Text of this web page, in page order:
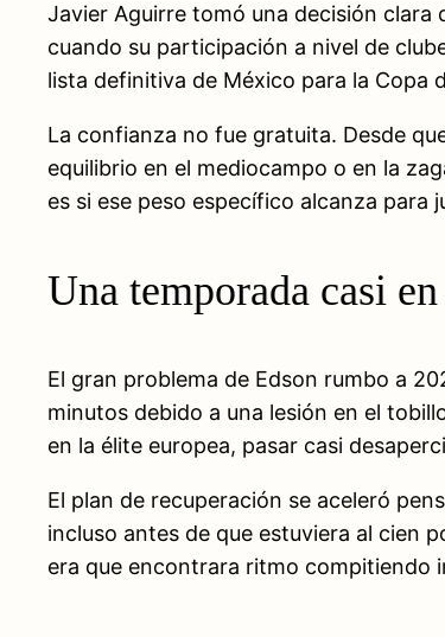
Javier Aguirre tomó una decisión clara
cuando su participación a nivel de
lista definitiva de México para la Copa
La confianza no fue gratuita. Desde
equilibrio en el mediocampo o en la
es si ese peso específico alcanza
Una temporada casi
El gran problema de Edson rumbo a
minutos debido a una lesión en el
en la élite europea, pasar casi
El plan de recuperación se aceleró
incluso antes de que estuviera al cien
era que encontrara ritmo compitiendo